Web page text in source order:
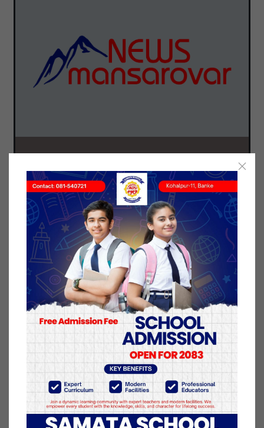
बाँके । बितेको चौबिस घण्टामा देशभर ५ हजार ४५५ जना
कोरोना संक्रमित निको भएका छन्। योसँगै नेपालमा निको हुने
कोरोना संक्रमितको संख्या ५ लाख ७६ हजार ४१३ जना
पुगेको छ। नेपालमा रहेका कोरोना संक्रमितमध्ये ९१.३ प्रतिशत
निको भइसकेको स्वास्थ्य तथा जनसंख्या मन्त्रालयले
बताएको छ। ंनेपालमा हालसम्म संख्या ६ लाख ६१ हजार
८४१ जनामा कोरोना पुष्टि भएको छ।
११ असार २०७८, शुक्रबार प्रकाशित